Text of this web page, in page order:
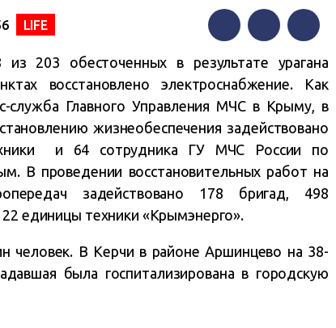
LIFE
FacebookTwitterTelegram
203 обесточенных в результате урагана
восстановлено электроснабжение. Как
служба Главного Управления МЧС в Крыму, в
жизнеобеспечения задействовано
и 64 сотрудника ГУ МЧС России по
В проведении восстановительных работ на
задействовано 178 бригад, 498
единицы техники «Крымэнерго».
человек. В Керчи в районе Аршинцево на 38-
была госпитализирована в городскую